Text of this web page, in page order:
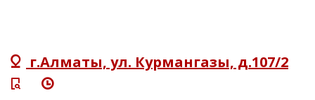
г.Алматы, ул. Курмангазы, д.107/2